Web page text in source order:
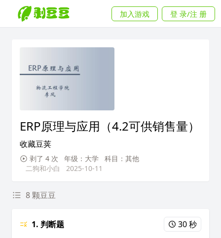
加入游戏 登 录/注 册
ERP原理与应用（4.2可供销售量）
收藏豆荚
剥了 4 次 年级：大学
科目：其他
二狗和小白
2025-10-11
8 颗豆豆
1. 判断题 30 秒